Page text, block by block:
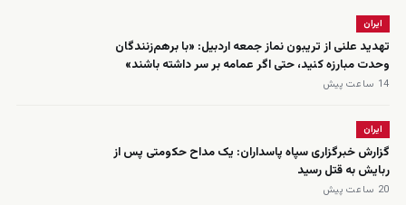
ایران
تهدید علنی از تریبون نماز جمعه اردبیل: «با برهم‌زنندگان
وحدت مبارزه کنید، حتی اگر عمامه بر سر داشته باشند»
14 ساعت پیش
ایران
گزارش خبرگزاری سپاه پاسداران: یک مداح حکومتی پس از
ربایش به قتل رسید
20 ساعت پیش